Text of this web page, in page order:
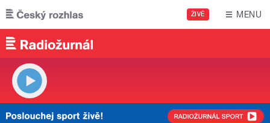
Přejít k hlavnímu obsahu
ŽIVĚ MENU